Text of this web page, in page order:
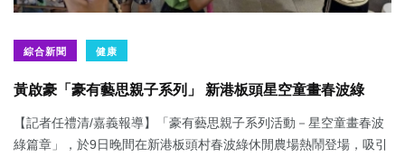
綜合新聞 健康
黃啟豪「豪有藝思親子系列」 新港板頭星空童畫春波綠
【記者任禮清/嘉義報導】「豪有藝思親子系列活動－星空童畫春波
綠篇章」，於9日晚間在新港板頭村春波綠休閒農場熱鬧登場，吸引